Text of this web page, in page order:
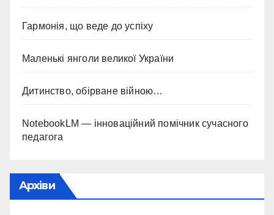
Гармонія, що веде до успіху
Маленькі янголи великої України
Дитинство, обірване війною…
NotebookLM — інноваційний помічник сучасного
педагога
Архіви